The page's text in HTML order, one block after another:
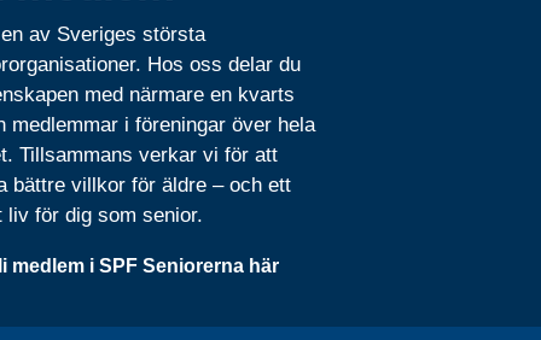
av Sveriges största
Hos oss delar du
med närmare en kvarts
medlemmar i föreningar över hela
Tillsammans verkar vi för att
bättre villkor för äldre – och ett
liv för dig som senior.
medlem i SPF Seniorerna här